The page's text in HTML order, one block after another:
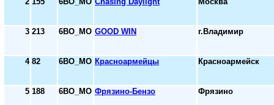
3 213 6ВО_МО GOOD WIN г.Владимир
4 82 6ВО_МО Красноармейцы Красноармейск
5 188 6ВО_МО Фрязино-Бензо Фрязино